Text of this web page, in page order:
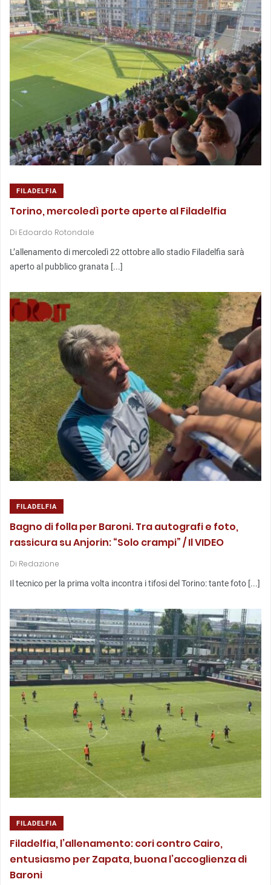
FILADELFIA
Torino, mercoledì porte aperte al Filadelfia
Di Edoardo Rotondale
L’allenamento di mercoledì 22 ottobre allo stadio Filadelfia sarà
aperto al pubblico granata [...]
FILADELFIA
Bagno di folla per Baroni. Tra autografi e foto,
rassicura su Anjorin: “Solo crampi” / Il VIDEO
Di Redazione
Il tecnico per la prima volta incontra i tifosi del Torino: tante foto [...]
FILADELFIA
Filadelfia, l’allenamento: cori contro Cairo,
entusiasmo per Zapata, buona l’accoglienza di
Baroni